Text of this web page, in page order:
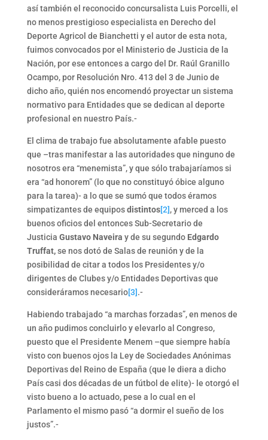
así también el reconocido concursalista Luis Porcelli, el
no menos prestigioso especialista en Derecho del
Deporte Agricol de Bianchetti y el autor de esta nota,
fuimos convocados por el Ministerio de Justicia de la
Nación, por ese entonces a cargo del Dr. Raúl Granillo
Ocampo, por Resolución Nro. 413 del 3 de Junio de
dicho año, quién nos encomendó proyectar un sistema
normativo para Entidades que se dedican al deporte
profesional en nuestro País.-
El clima de trabajo fue absolutamente afable puesto
que –tras manifestar a las autoridades que ninguno de
nosotros era “menemista”, y que sólo trabajaríamos si
era “ad honorem” (lo que no constituyó óbice alguno
para la tarea)- a lo que se sumó que todos éramos
simpatizantes de equiposdistintos[2], y merced a los
buenos oficios del entonces Sub-Secretario de
Justicia Gustavo Naveira y de su segundo Edgardo
Truffat,se nos dotó de Salas de reunión y de la
posibilidad de citar a todos los Presidentes y/o
dirigentes de Clubes y/o Entidades Deportivas que
consideráramos necesario[3].-
Habiendo trabajado “a marchas forzadas”, en menos de
un año pudimos concluirlo y elevarlo al Congreso,
puesto que el Presidente Menem –que siempre había
visto con buenos ojos la Ley de Sociedades Anónimas
Deportivas del Reino de España (que le diera a dicho
País casi dos décadas de un fútbol de elite)- le otorgó el
visto bueno a lo actuado, pese a lo cual en el
Parlamento el mismo pasó “a dormir el sueño de los
justos”.-